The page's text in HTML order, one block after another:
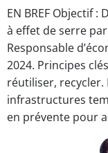
EN BREF Objectif
à effet de serre
Responsable
2024. Principes
réutiliser, recycler.
infrastructures
en prévente pour